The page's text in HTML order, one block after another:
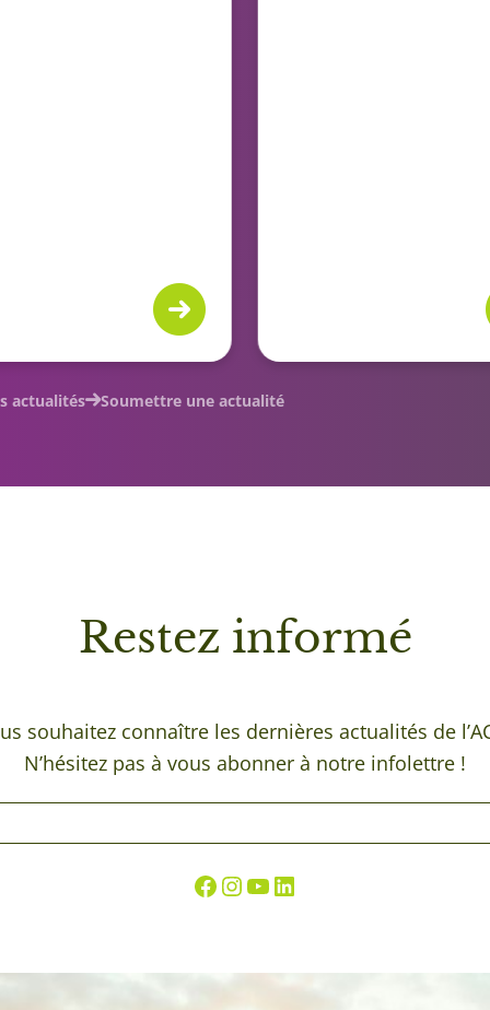
actualités Soumettre une actualité
Restez informé
souhaitez connaître les dernières actualités de
N’hésitez pas à vous abonner à notre infolettre !